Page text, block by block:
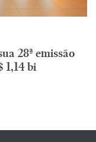
28ª emissão
1,14 bi